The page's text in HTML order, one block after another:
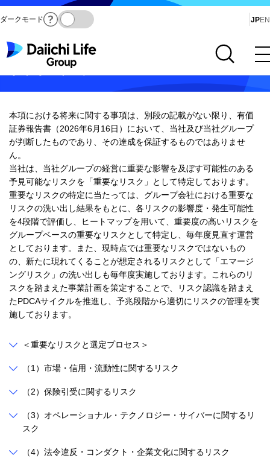
ダークモード JPEN
サイト内検索を開く
メインメニューを開く
事業等のリスク
本項における将来に関する事項は、別段の記載がない限り、有価
証券報告書（2026年6月16日）において、当社及び当社グループ
が判断したものであり、その達成を保証するものではありませ
ん。
当社は、当社グループの経営に重要な影響を及ぼす可能性のある
予見可能なリスクを「重要なリスク」として特定しております。
重要なリスクの特定に当たっては、グループ会社における重要な
リスクの洗い出し結果をもとに、各リスクの影響度・発生可能性
を4段階で評価し、ヒートマップを用いて、重要度の高いリスクを
グループベースの重要なリスクとして特定し、毎年度見直す運営
としております。また、現時点では重要なリスクではないもの
の、新たに現れてくることが想定されるリスクとして「エマージ
ングリスク」の洗い出しも毎年度実施しております。これらのリ
スクを踏まえた事業計画を策定することで、リスク認識を踏まえ
たPDCAサイクルを推進し、予兆段階から適切にリスクの管理を実
施しております。
＜重要なリスクと選定プロセス＞
（1）市場・信用・流動性に関するリスク
（2）保険引受に関するリスク
（3）オペレーショナル・テクノロジー・サイバーに関するリ
スク
（4）法令違反・コンダクト・企業文化に関するリスク